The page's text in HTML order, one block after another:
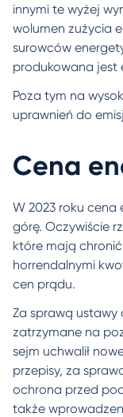
innymi te wyżej
wolumen zużycia
surowców
produkowana jest
Poza tym na
uprawnień do
Cena
W 2023 roku cena
górę. Oczywiście
które mają
horrendalnymi
cen prądu.
Za sprawą ustawy
zatrzymane na
sejm uchwalił
przepisy, za
ochrona przed
także